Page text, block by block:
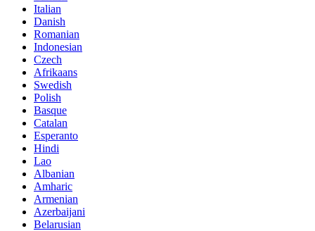
Italian
Danish
Romanian
Indonesian
Czech
Afrikaans
Swedish
Polish
Basque
Catalan
Esperanto
Hindi
Lao
Albanian
Amharic
Armenian
Azerbaijani
Belarusian